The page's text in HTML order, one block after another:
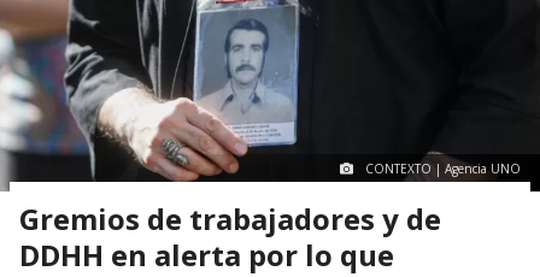
CONTEXTO | Agencia UNO
Gremios de trabajadores y de
DDHH en alerta por lo que